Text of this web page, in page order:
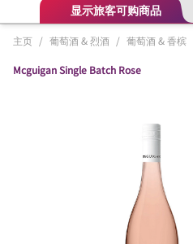
显示旅客可购商品
主页 / 葡萄酒 & 烈酒 / 葡萄酒 & 香槟
Mcguigan Single Batch Rose